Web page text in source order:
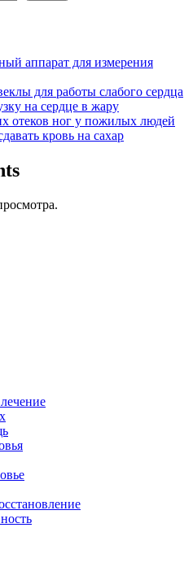
аппарат для измерения
для работы слабого сердца
на сердце в жару
отеков ног у пожилых людей
кровь на сахар